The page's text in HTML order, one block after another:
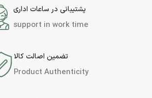
پشتیبانی در ساعات اداری
support in work time
تضمین اصالت کالا
Product Authenticity